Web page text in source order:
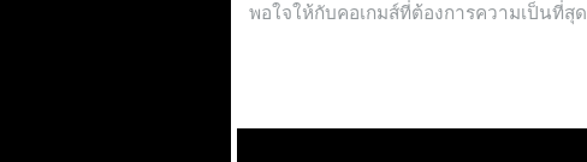
พอใจให้กับคอเกมส์ที่ต้องการความเป็นที่สุด